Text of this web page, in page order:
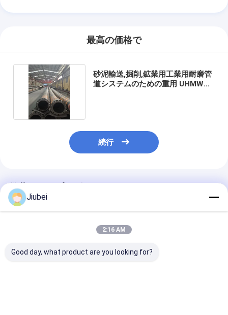
最高の価格で
砂泥輸送,掘削,鉱業用工業用耐磨管
道システムのための重用 UHMWPE
続行
推薦されたプロダクト
Jiubei
2:16 AM
Good day, what product are you looking for?